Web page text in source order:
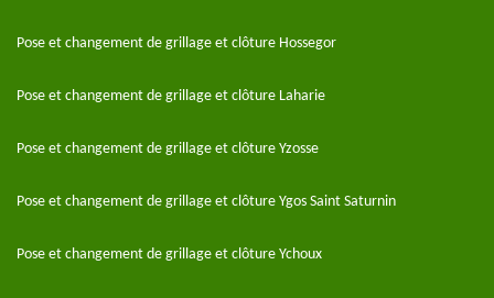
Pose et changement de grillage et clôture Hossegor
Pose et changement de grillage et clôture Laharie
Pose et changement de grillage et clôture Yzosse
Pose et changement de grillage et clôture Ygos Saint Saturnin
Pose et changement de grillage et clôture Ychoux